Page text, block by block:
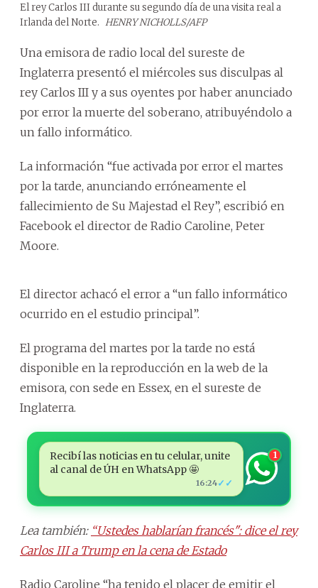
El rey Carlos III durante su segundo día de una visita real a
Irlanda del Norte. HENRY NICHOLLS/AFP
Una emisora de radio local del sureste de
Inglaterra presentó el miércoles sus disculpas al
rey Carlos III y a sus oyentes por haber anunciado
por error la muerte del soberano, atribuyéndolo a
un fallo informático.
La información “fue activada por error el martes
por la tarde, anunciando erróneamente el
fallecimiento de Su Majestad el Rey”, escribió en
Facebook el director de Radio Caroline, Peter
Moore.
El director achacó el error a “un fallo informático
ocurrido en el estudio principal”.
El programa del martes por la tarde no está
disponible en la reproducción en la web de la
emisora, con sede en Essex, en el sureste de
Inglaterra.
Recibí las noticias en tu celular, unite
al canal de ÚH en WhatsApp 🤩
16:24✓✓
1
Lea también: “Ustedes hablarían francés": dice el rey
Carlos III a Trump en la cena de Estado
Radio Caroline “ha tenido el placer de emitir el